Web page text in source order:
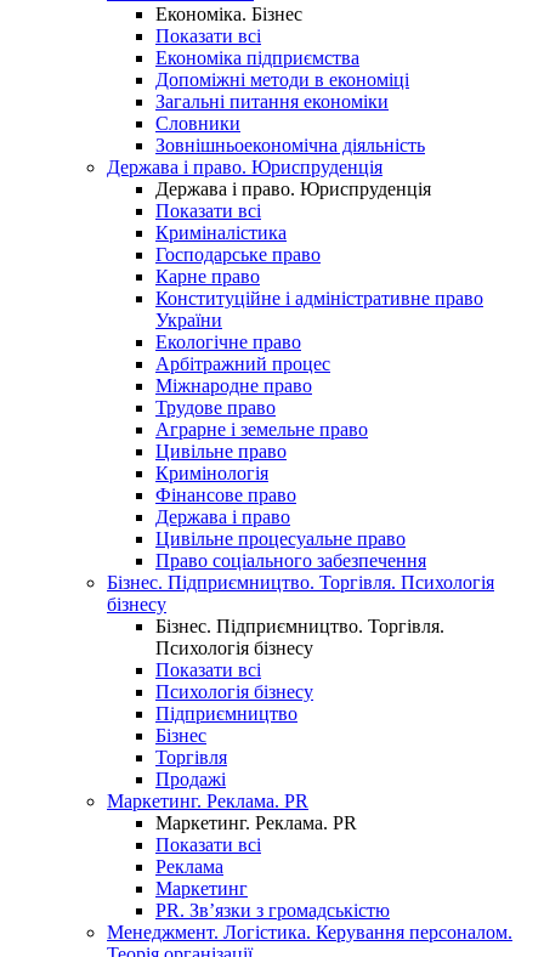
Економіка. Бізнес
Показати всі
Економіка підприємства
Допоміжні методи в економіці
Загальні питання економіки
Словники
Зовнішньоекономічна діяльність
Держава і право. Юриспруденція
Держава і право. Юриспруденція
Показати всі
Криміналістика
Господарське право
Карне право
Конституційне і адміністративне право
України
Екологічне право
Арбітражний процес
Міжнародне право
Трудове право
Аграрне і земельне право
Цивільне право
Кримінологія
Фінансове право
Держава і право
Цивільне процесуальне право
Право соціального забезпечення
Бізнес. Підприємництво. Торгівля. Психологія
бізнесу
Бізнес. Підприємництво. Торгівля.
Психологія бізнесу
Показати всі
Психологія бізнесу
Підприємництво
Бізнес
Торгівля
Продажі
Маркетинг. Реклама. PR
Маркетинг. Реклама. PR
Показати всі
Реклама
Маркетинг
PR. Зв’язки з громадськістю
Менеджмент. Логістика. Керування персоналом.